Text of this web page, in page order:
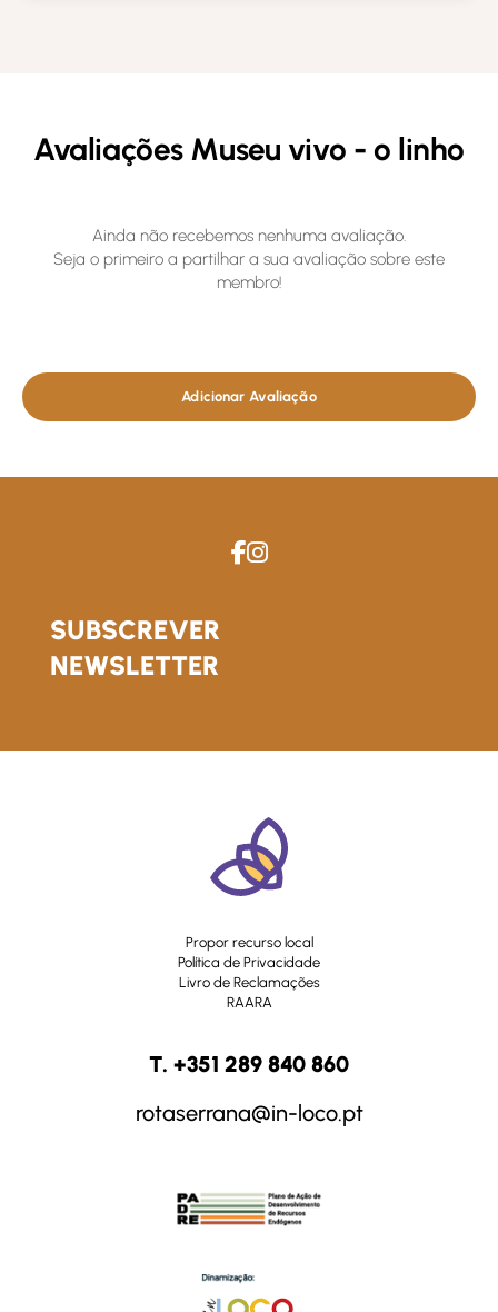
Avaliações Museu vivo - o linho
Ainda não recebemos nenhuma avaliação.
Seja o primeiro a partilhar a sua avaliação sobre este
membro!
Adicionar Avaliação
SUBSCREVER
NEWSLETTER
Propor recurso local
Política de Privacidade
Livro de Reclamações
RAARA
T. +351 289 840 860
rotaserrana@in-loco.pt